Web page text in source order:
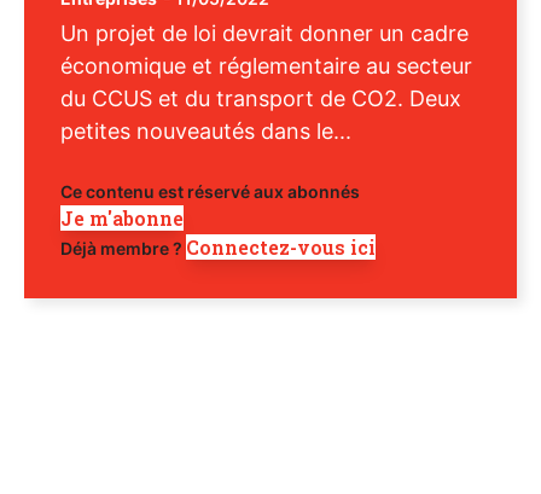
Un projet de loi devrait donner un cadre
économique et réglementaire au secteur
du CCUS et du transport de CO2. Deux
petites nouveautés dans le...
Ce contenu est réservé aux abonnés
Je m'abonne
Déjà membre ? Connectez-vous ici